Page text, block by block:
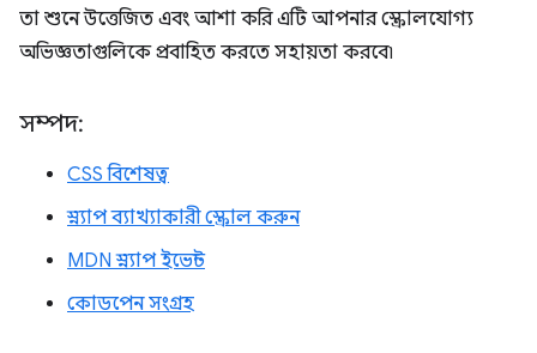
তা শুনে উত্তেজিত এবং আশা করি এটি আপনার স্ক্রোলযোগ্য
অভিজ্ঞতাগুলিকে প্রবাহিত করতে সহায়তা করবে৷
সম্পদ:
CSS বিশেষত্ব
স্ন্যাপ ব্যাখ্যাকারী স্ক্রোল করুন
MDN স্ন্যাপ ইভেন্ট
কোডপেন সংগ্রহ